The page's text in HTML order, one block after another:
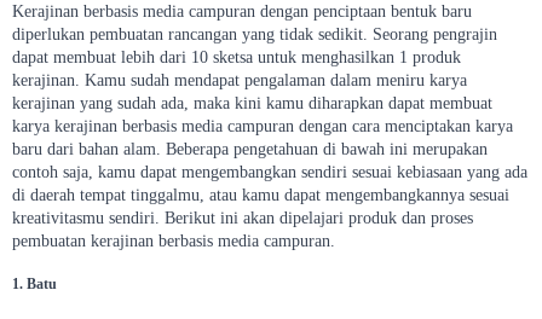
Kerajinan berbasis media campuran dengan penciptaan bentuk baru
diperlukan pembuatan rancangan yang tidak sedikit. Seorang pengrajin
dapat membuat lebih dari 10 sketsa untuk menghasilkan 1 produk
kerajinan. Kamu sudah mendapat pengalaman dalam meniru karya
kerajinan yang sudah ada, maka kini kamu diharapkan dapat membuat
karya kerajinan berbasis media campuran dengan cara menciptakan karya
baru dari bahan alam. Beberapa pengetahuan di bawah ini merupakan
contoh saja, kamu dapat mengembangkan sendiri sesuai kebiasaan yang ada
di daerah tempat tinggalmu, atau kamu dapat mengembangkannya sesuai
kreativitasmu sendiri. Berikut ini akan dipelajari produk dan proses
pembuatan kerajinan berbasis media campuran.
1. Batu